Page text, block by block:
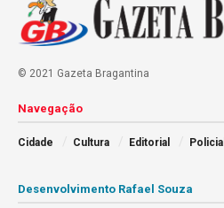
© 2021 Gazeta Bragantina
Navegação
Cidade Cultura Editorial Policial
Desenvolvimento Rafael Souza